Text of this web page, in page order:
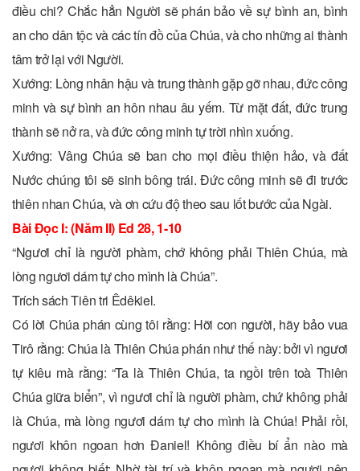
điều chi? Chắc hẳn Người sẽ phán bảo về sự bình an, bình
an cho dân tộc và các tín đồ của Chúa, và cho những ai thành
tâm trở lại với Người.
Xướng: Lòng nhân hậu và trung thành gặp gỡ nhau, đức công
minh và sự bình an hôn nhau âu yếm. Từ mặt đất, đức trung
thành sẽ nở ra, và đức công minh tự trời nhìn xuống.
Xướng: Vâng Chúa sẽ ban cho mọi điều thiện hảo, và đất
Nước chúng tôi sẽ sinh bông trái. Ðức công minh sẽ đi trước
thiên nhan Chúa, và ơn cứu độ theo sau lốt bước của Ngài.
Bài Ðọc I: (Năm II) Ed 28, 1-10
“Ngươi chỉ là người phàm, chớ không phải Thiên Chúa, mà
lòng ngươi dám tự cho mình là Chúa”.
Trích sách Tiên tri Êdêkiel.
Có lời Chúa phán cùng tôi rằng: Hỡi con người, hãy bảo vua
Tirô rằng: Chúa là Thiên Chúa phán như thế này: bởi vì ngươi
tự kiêu mà rằng: “Ta là Thiên Chúa, ta ngồi trên toà Thiên
Chúa giữa biển”, vì ngươi chỉ là người phàm, chứ không phải
là Chúa, mà lòng ngươi dám tự cho mình là Chúa! Phải rồi,
ngươi khôn ngoan hơn Ðaniel! Không điều bí ẩn nào mà